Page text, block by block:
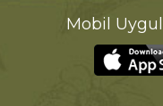
Mobil